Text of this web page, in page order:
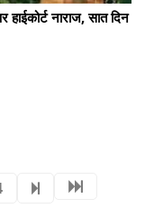
नाराज, सात दिन